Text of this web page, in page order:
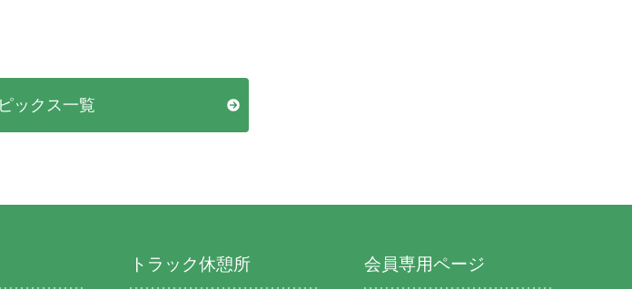
ックス一覧
トラック休憩所 会員専用ページ